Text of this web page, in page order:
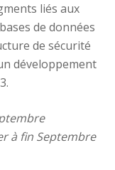
liés aux
de données
de sécurité
développement
à fin Septembre